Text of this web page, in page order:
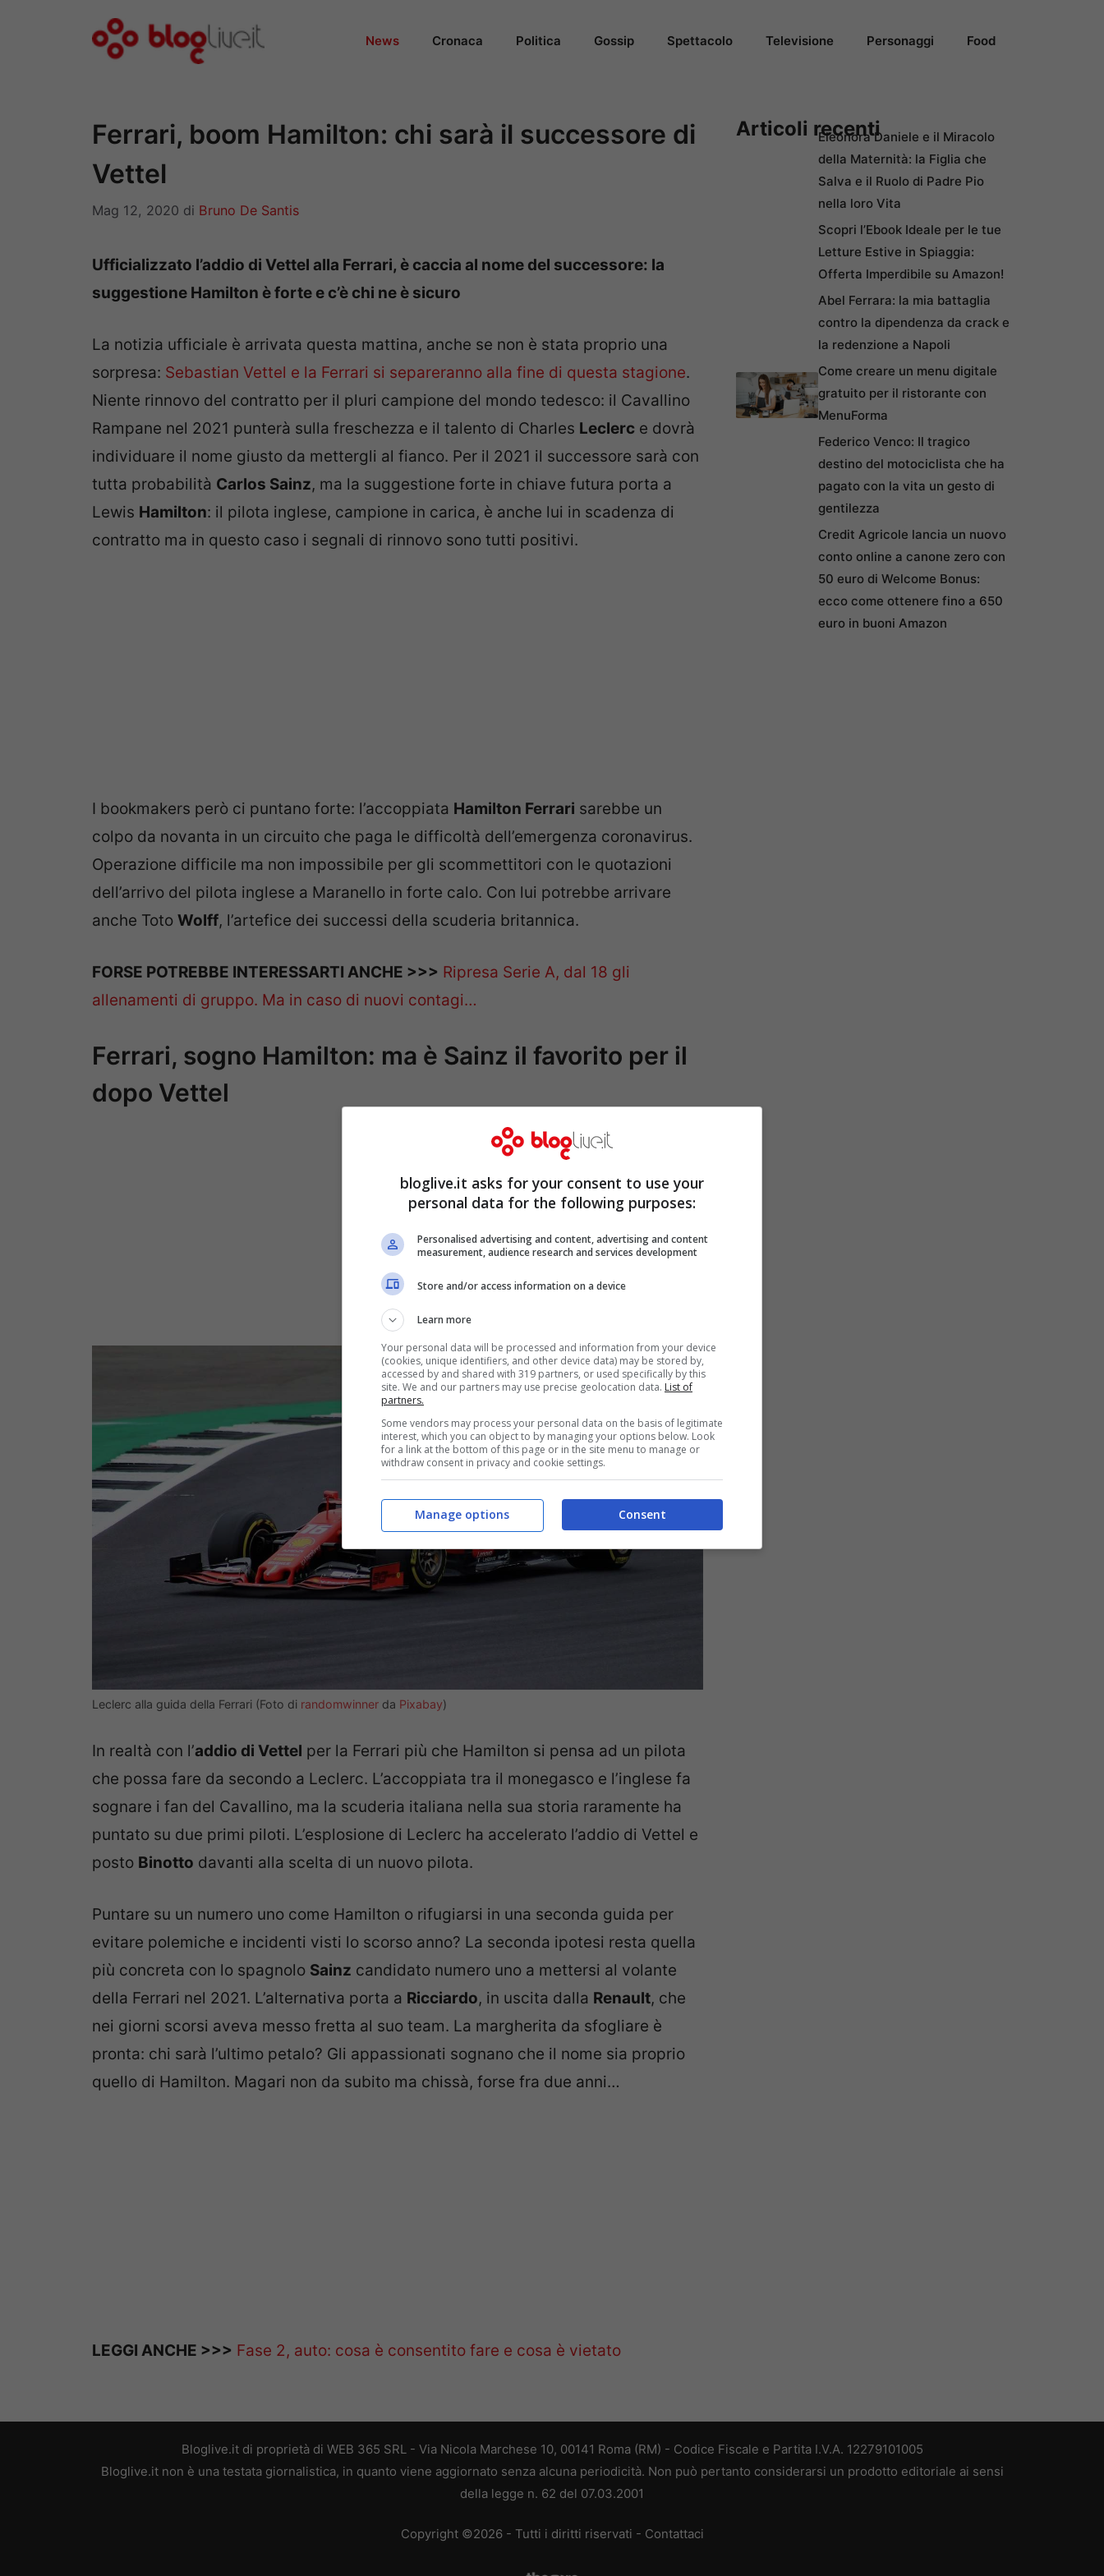
News Cronaca Politica Gossip Spettacolo Televisione Personaggi Food
Ferrari, boom Hamilton: chi sarà il successore di
Vettel
Mag 12, 2020 di Bruno De Santis
Ufficializzato l’addio di Vettel alla Ferrari, è caccia al nome del successore: la
suggestione Hamilton è forte e c’è chi ne è sicuro
La notizia ufficiale è arrivata questa mattina, anche se non è stata proprio una
sorpresa: Sebastian Vettel e la Ferrari si separeranno alla fine di questa stagione.
Niente rinnovo del contratto per il pluri campione del mondo tedesco: il Cavallino
Rampane nel 2021 punterà sulla freschezza e il talento di Charles Leclerc e dovrà
individuare il nome giusto da mettergli al fianco. Per il 2021 il successore sarà con
tutta probabilità Carlos Sainz, ma la suggestione forte in chiave futura porta a
Lewis Hamilton: il pilota inglese, campione in carica, è anche lui in scadenza di
contratto ma in questo caso i segnali di rinnovo sono tutti positivi.
I bookmakers però ci puntano forte: l’accoppiata Hamilton Ferrari sarebbe un
colpo da novanta in un circuito che paga le difficoltà dell’emergenza coronavirus.
Operazione difficile ma non impossibile per gli scommettitori con le quotazioni
dell’arrivo del pilota inglese a Maranello in forte calo. Con lui potrebbe arrivare
anche Toto Wolff, l’artefice dei successi della scuderia britannica.
FORSE POTREBBE INTERESSARTI ANCHE >>> Ripresa Serie A, dal 18 gli
allenamenti di gruppo. Ma in caso di nuovi contagi…
Ferrari, sogno Hamilton: ma è Sainz il favorito per il
dopo Vettel
Leclerc alla guida della Ferrari (Foto di randomwinner da Pixabay)
In realtà con l’addio di Vettel per la Ferrari più che Hamilton si pensa ad un pilota
che possa fare da secondo a Leclerc. L’accoppiata tra il monegasco e l’inglese fa
sognare i fan del Cavallino, ma la scuderia italiana nella sua storia raramente ha
puntato su due primi piloti. L’esplosione di Leclerc ha accelerato l’addio di Vettel e
posto Binotto davanti alla scelta di un nuovo pilota.
Puntare su un numero uno come Hamilton o rifugiarsi in una seconda guida per
evitare polemiche e incidenti visti lo scorso anno? La seconda ipotesi resta quella
più concreta con lo spagnolo Sainz candidato numero uno a mettersi al volante
della Ferrari nel 2021. L’alternativa porta a Ricciardo, in uscita dalla Renault, che
nei giorni scorsi aveva messo fretta al suo team. La margherita da sfogliare è
pronta: chi sarà l’ultimo petalo? Gli appassionati sognano che il nome sia proprio
quello di Hamilton. Magari non da subito ma chissà, forse fra due anni…
LEGGI ANCHE >>> Fase 2, auto: cosa è consentito fare e cosa è vietato
Articoli recentiEleonora Daniele e il Miracolo
della Maternità: la Figlia che
Salva e il Ruolo di Padre Pio
nella loro Vita
Scopri l’Ebook Ideale per le tue
Letture Estive in Spiaggia:
Offerta Imperdibile su Amazon!
Abel Ferrara: la mia battaglia
contro la dipendenza da crack e
la redenzione a Napoli
Come creare un menu digitale
gratuito per il ristorante con
MenuForma
Federico Venco: Il tragico
destino del motociclista che ha
pagato con la vita un gesto di
gentilezza
Credit Agricole lancia un nuovo
conto online a canone zero con
50 euro di Welcome Bonus:
ecco come ottenere fino a 650
euro in buoni Amazon
Bloglive.it di proprietà di WEB 365 SRL - Via Nicola Marchese 10, 00141 Roma (RM) - Codice Fiscale e Partita I.V.A. 12279101005
Bloglive.it non è una testata giornalistica, in quanto viene aggiornato senza alcuna periodicità. Non può pertanto considerarsi un prodotto editoriale ai sensi
della legge n. 62 del 07.03.2001
Copyright ©2026 - Tutti i diritti riservati - Contattaci
bloglive.it asks for your consent to use your
personal data for the following purposes:
Personalised advertising and content, advertising and content
measurement, audience research and services development
Store and/or access information on a device
Learn more
Your personal data will be processed and information from your device
(cookies, unique identifiers, and other device data) may be stored by,
accessed by and shared with 319 partners, or used specifically by this
site. We and our partners may use precise geolocation data. List of
partners.
Some vendors may process your personal data on the basis of legitimate
interest, which you can object to by managing your options below. Look
for a link at the bottom of this page or in the site menu to manage or
withdraw consent in privacy and cookie settings.
Consent
Manage options